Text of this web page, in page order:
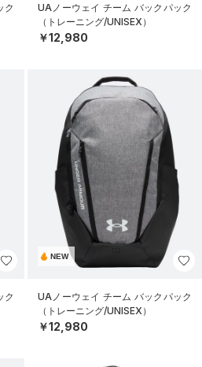
ク
UAノーウェイ チーム バックパック
（トレーニング/UNISEX）
￥12,980
ク
NEW
UAノーウェイ チーム バックパック
（トレーニング/UNISEX）
￥12,980